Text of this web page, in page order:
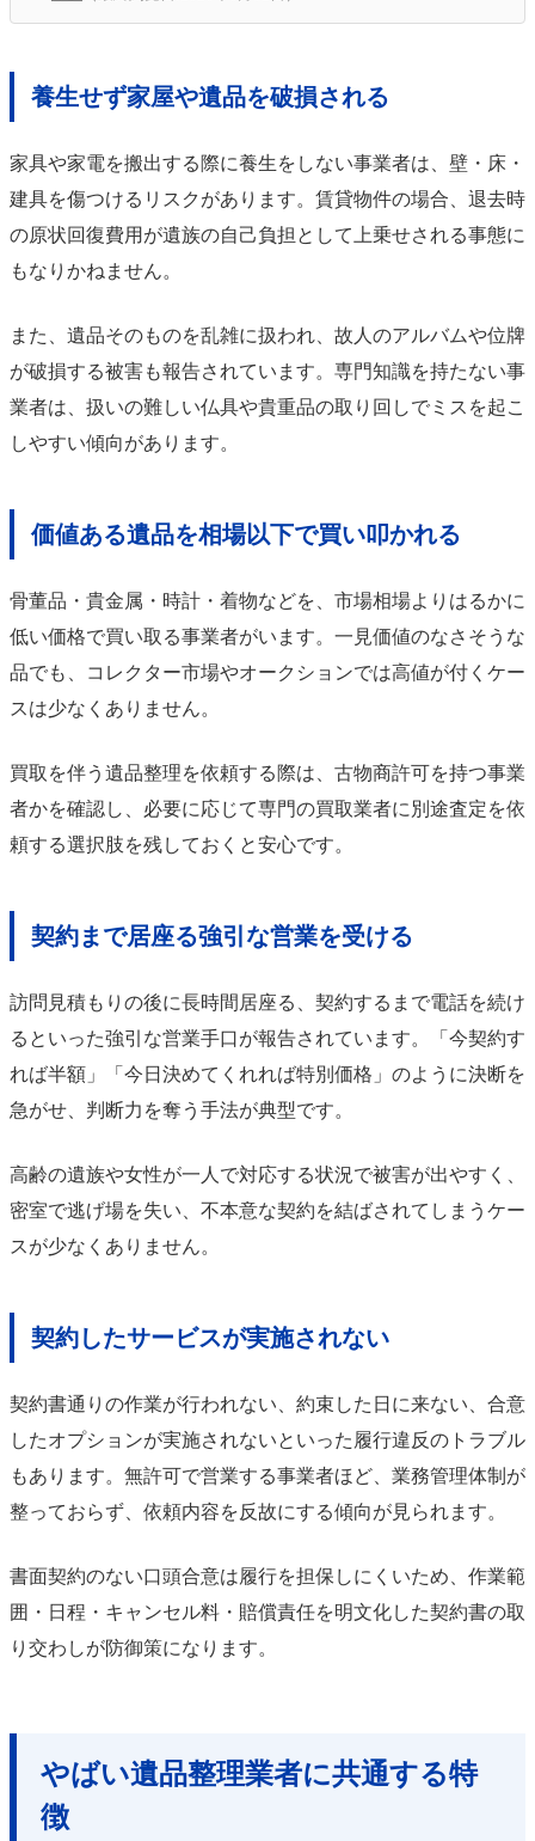
養生せず家屋や遺品を破損される
家具や家電を搬出する際に養生をしない事業者は、壁・床・
建具を傷つけるリスクがあります。賃貸物件の場合、退去時
の原状回復費用が遺族の自己負担として上乗せされる事態に
もなりかねません。
また、遺品そのものを乱雑に扱われ、故人のアルバムや位牌
が破損する被害も報告されています。専門知識を持たない事
業者は、扱いの難しい仏具や貴重品の取り回しでミスを起こ
しやすい傾向があります。
価値ある遺品を相場以下で買い叩かれる
骨董品・貴金属・時計・着物などを、市場相場よりはるかに
低い価格で買い取る事業者がいます。一見価値のなさそうな
品でも、コレクター市場やオークションでは高値が付くケー
スは少なくありません。
買取を伴う遺品整理を依頼する際は、古物商許可を持つ事業
者かを確認し、必要に応じて専門の買取業者に別途査定を依
頼する選択肢を残しておくと安心です。
契約まで居座る強引な営業を受ける
訪問見積もりの後に長時間居座る、契約するまで電話を続け
るといった強引な営業手口が報告されています。「今契約す
れば半額」「今日決めてくれれば特別価格」のように決断を
急がせ、判断力を奪う手法が典型です。
高齢の遺族や女性が一人で対応する状況で被害が出やすく、
密室で逃げ場を失い、不本意な契約を結ばされてしまうケー
スが少なくありません。
契約したサービスが実施されない
契約書通りの作業が行われない、約束した日に来ない、合意
したオプションが実施されないといった履行違反のトラブル
もあります。無許可で営業する事業者ほど、業務管理体制が
整っておらず、依頼内容を反故にする傾向が見られます。
書面契約のない口頭合意は履行を担保しにくいため、作業範
囲・日程・キャンセル料・賠償責任を明文化した契約書の取
り交わしが防御策になります。
やばい遺品整理業者に共通する特
徴